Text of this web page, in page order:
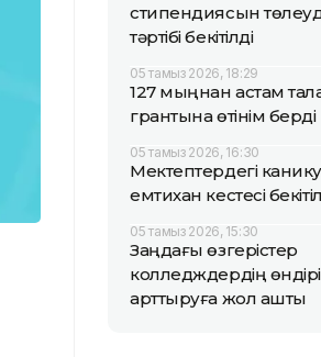
стипендиясын
тәртібі бекітілді
05 тамыз 2026, 18:29
127 мыңнан астам
грантына өтінім берді
05 тамыз 2026, 16:30
Мектептердегі
емтихан кестесі
05 тамыз 2026, 15:30
Заңдағы өзгерістер
колледждердің
арттыруға жол ашты